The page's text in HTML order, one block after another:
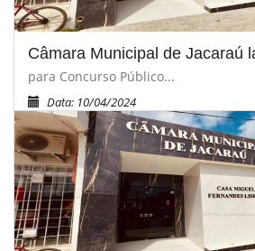
Câmara Municipal de Jacaraú
para Concurso Público...
Data: 10/04/2024